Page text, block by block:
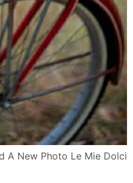
A New Photo Le Mie Dolci